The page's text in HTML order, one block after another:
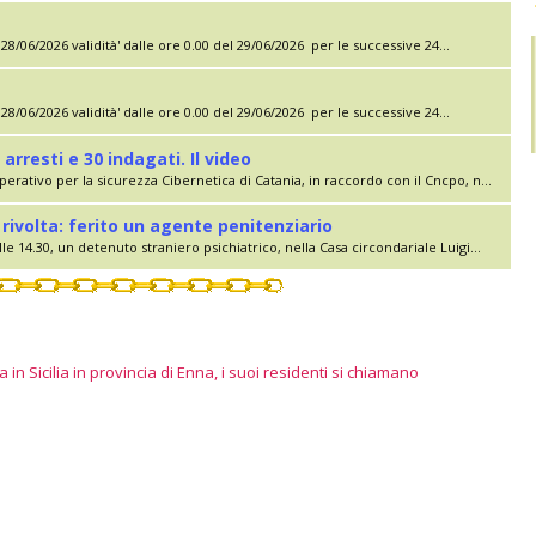
2026 validità' dalle ore 0.00 del 29/06/2026 per le successive 24...
2026 validità' dalle ore 0.00 del 29/06/2026 per le successive 24...
e 30 indagati. Il video
per la sicurezza Cibernetica di Catania, in raccordo con il Cncpo, n...
rivolta: ferito un agente penitenziario
14.30, un detenuto straniero psichiatrico, nella Casa circondariale Luigi...
in Sicilia in provincia di Enna, i suoi residenti si chiamano